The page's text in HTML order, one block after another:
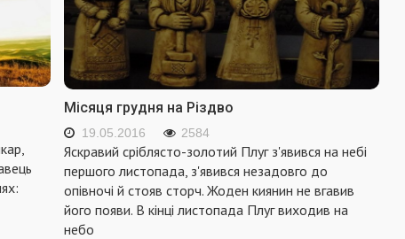
Місяця грудня на Різдво
19.05.2016 2584
Яскравий сріблясто-золотий Плуг з'явився на небі
першого листопада, з'явився незадовго до
опівночі й стояв сторч. Жоден киянин не вгавив
його по­яви. В кінці листопада Плуг виходив на
небо